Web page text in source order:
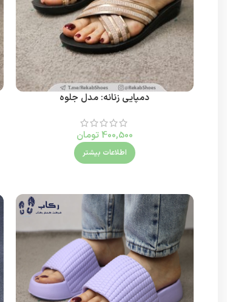
دمپایی زنانه: مدل جلوه
400,500 تومان
اطلاعات بیشتر